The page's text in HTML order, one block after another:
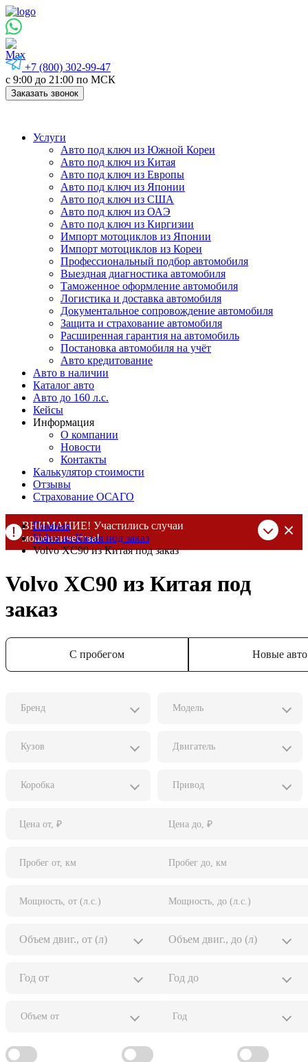
+7 (800) 302-99-47
с 9:00 до 21:00 по МСК
Заказать звонок
Услуги
Авто под ключ из Южной Кореи
Авто под ключ из Китая
Авто под ключ из Европы
Авто под ключ из Японии
Авто под ключ из США
Авто под ключ из ОАЭ
Авто под ключ из Киргизии
Импорт мотоциклов из Японии
Импорт мотоциклов из Кореи
Профессиональный подбор автомобиля
Выездная диагностика автомобиля
Таможенное оформление автомобиля
Логистика и доставка автомобиля
Документальное сопровождение автомобиля
Защита и страхование автомобиля
Расширенная гарантия на автомобиль
Постановка автомобиля на учёт
Авто кредитование
Авто в наличии
Каталог авто
Авто до 160 л.с.
Кейсы
Информация
О компании
Новости
Контакты
Калькулятор стоимости
Отзывы
Страхование ОСАГО
ВНИМАНИЕ! Участились случаи
мошенничества!
Компания DSS Group принимает оплату за свои услуги только
При любых подозрениях, свяжитесь с нами по официальным
контактам, указанным в соц сетях и на сайте
Главная
Volvo из Китая под заказ
Volvo XC90 из Китая под заказ
Volvo XC90 из Китая под
заказ
С пробегом Новые авто
Бренд Модель
Двигатель
Коробка Привод
Кузов
Объем от Год